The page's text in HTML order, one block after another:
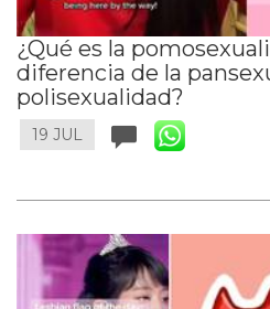
¿Qué es la
diferencia de la
polisexualidad?
19 JUL